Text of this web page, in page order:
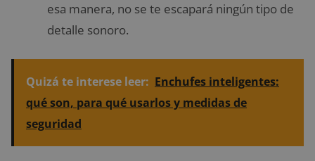
esa manera, no se te escapará ningún tipo de
detalle sonoro.
Quizá te interese leer: Enchufes inteligentes:
qué son, para qué usarlos y medidas de
seguridad